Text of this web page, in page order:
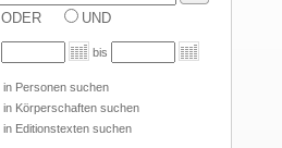
ODER UND
bis
in Personen suchen
in Körperschaften suchen
in Editionstexten suchen